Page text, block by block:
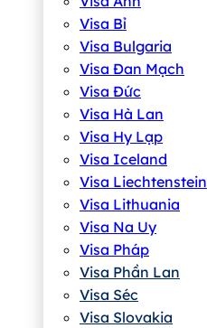
Visa Bỉ
Visa Bulgaria
Visa Đan Mạch
Visa Đức
Visa Hà Lan
Visa Hy Lạp
Visa Iceland
Visa Liechtenstein
Visa Lithuania
Visa Na Uy
Visa Pháp
Visa Phần Lan
Visa Séc
Visa Slovakia